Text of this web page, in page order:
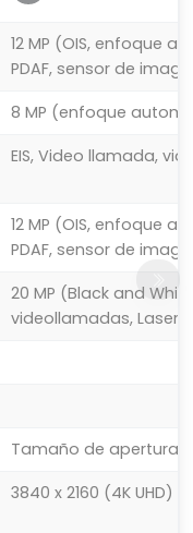
12 MP (OIS, enfoque
PDAF, sensor de
8 MP (enfoque
EIS, Video llamada,
12 MP (OIS, enfoque
PDAF, sensor de
20 MP (Black and
videollamadas, Laser y
Tamaño de apertura:
3840 x 2160 (4K UHD)